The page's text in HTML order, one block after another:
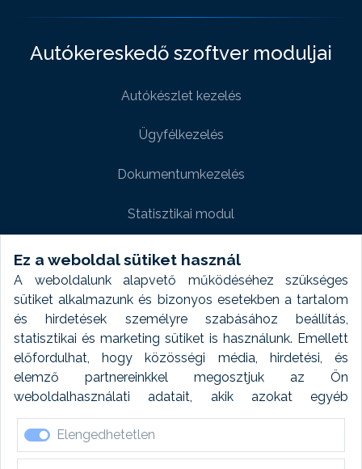
Ez a weboldal sütiket használ
A weboldalunk alapvető működéséhez szükséges
sütiket alkalmazunk és bizonyos esetekben a tartalom
és hirdetések személyre szabásához beállítás,
statisztikai és marketing sütiket is használunk. Emellett
előfordulhat, hogy közösségi média, hirdetési, és
elemző partnereinkkel megosztjuk az Ön
weboldalhasználati adatait, akik azokat egyéb
forrásokból gyűjtött adatokkal kombinálhatják. A sütik
elfogadásával kapcsolatosan naplózást végzünk és
ezen adatokat 6 hónap után automatikusan töröljük. A
Elengedhetetlen
Autókereskedő szoftver moduljai
Autókészlet kezelés
Ügyfélkezelés
Dokumentumkezelés
Statisztikai modul
Weboldal modul
Fényképtár extra modul
Autómosó modul
Feladatütemezés